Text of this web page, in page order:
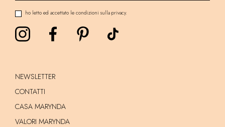
ho letto ed accettato le condizioni sulla privacy.
NEWSLETTER
CONTATTI
CASA MARYNDA
VALORI MARYNDA